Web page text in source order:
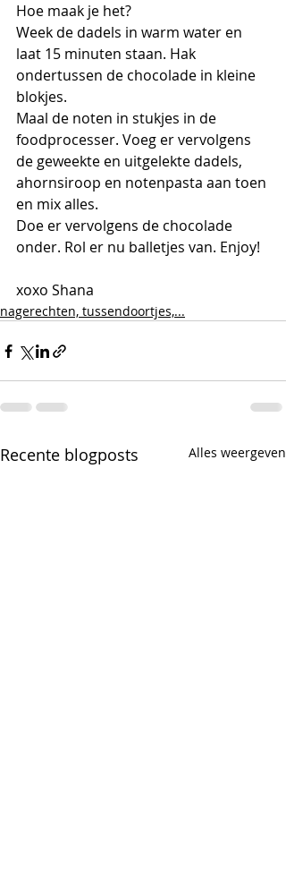
Hoe maak je het?
Week de dadels in warm water en
laat 15 minuten staan. Hak
ondertussen de chocolade in kleine
blokjes.
Maal de noten in stukjes in de
foodprocesser. Voeg er vervolgens
de geweekte en uitgelekte dadels,
ahornsiroop en notenpasta aan toen
en mix alles.
Doe er vervolgens de chocolade
onder. Rol er nu balletjes van. Enjoy!
xoxo Shana
nagerechten, tussendoortjes,...
Recente blogposts Alles weergeven